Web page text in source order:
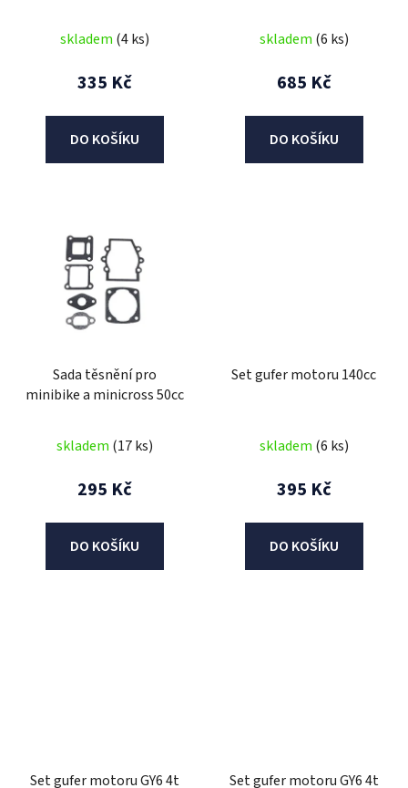
skladem (4 ks)
335 Kč
DO KOŠÍKU
skladem (6 ks)
685 Kč
DO KOŠÍKU
Sada těsnění pro
minibike a minicross 50cc
skladem (17 ks)
295 Kč
DO KOŠÍKU
Set gufer motoru 140cc
skladem (6 ks)
395 Kč
DO KOŠÍKU
Set gufer motoru GY6 4t
Set gufer motoru GY6 4t